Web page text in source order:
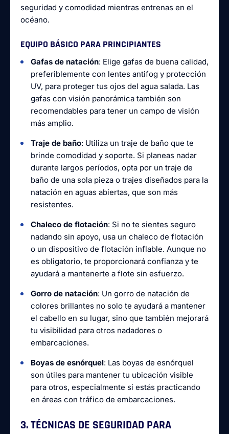
seguridad y comodidad mientras entrenas en el
océano.
EQUIPO BÁSICO PARA PRINCIPIANTES
Gafas de natación: Elige gafas de buena calidad,
preferiblemente con lentes antifog y protección
UV, para proteger tus ojos del agua salada. Las
gafas con visión panorámica también son
recomendables para tener un campo de visión
más amplio.
Traje de baño: Utiliza un traje de baño que te
brinde comodidad y soporte. Si planeas nadar
durante largos períodos, opta por un traje de
baño de una sola pieza o trajes diseñados para la
natación en aguas abiertas, que son más
resistentes.
Chaleco de flotación: Si no te sientes seguro
nadando sin apoyo, usa un chaleco de flotación
o un dispositivo de flotación inflable. Aunque no
es obligatorio, te proporcionará confianza y te
ayudará a mantenerte a flote sin esfuerzo.
Gorro de natación: Un gorro de natación de
colores brillantes no solo te ayudará a mantener
el cabello en su lugar, sino que también mejorará
tu visibilidad para otros nadadores o
embarcaciones.
Boyas de esnórquel: Las boyas de esnórquel
son útiles para mantener tu ubicación visible
para otros, especialmente si estás practicando
en áreas con tráfico de embarcaciones.
3. TÉCNICAS DE SEGURIDAD PARA